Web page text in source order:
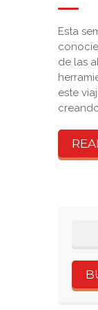
Esta
de las
este